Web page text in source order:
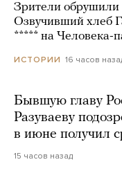
Зрители обрушили
Озвучивший хлеб
***** на Человека-
ИСТОРИИ 16 часов
Бывшую главу
Разуваеву
в июне получил
15 часов назад